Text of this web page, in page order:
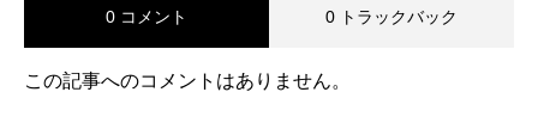
0 コメント 0 トラックバック
この記事へのコメントはありません。